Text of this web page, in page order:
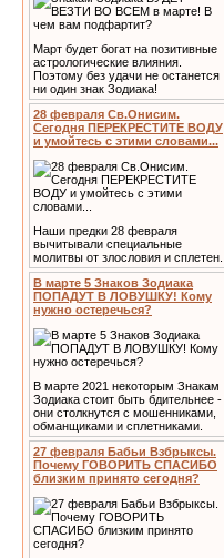
Март будет богат на позитивные
астрологические влияния.
Поэтому без удачи не останется
ни один знак Зодиака!
28 февраля Св.Онисим.
Сегодня ПЕРЕКРЕСТИТЕ ВОДУ
и умойтесь с этими словами...
Наши предки 28 февраля
вычитывали специальные
молитвы от злословия и сплетен.
В марте 5 Знаков Зодиака
ПОПАДУТ В ЛОВУШКУ! Кому
нужно остеречься?
В марте 2021 некоторым Знакам
Зодиака стоит быть бдительнее -
они столкнутся с мошенниками,
обманщиками и сплетниками.
27 февраля Бабьи Взбрыксы.
Почему ГОВОРИТЬ СПАСИБО
близким принято сегодня?